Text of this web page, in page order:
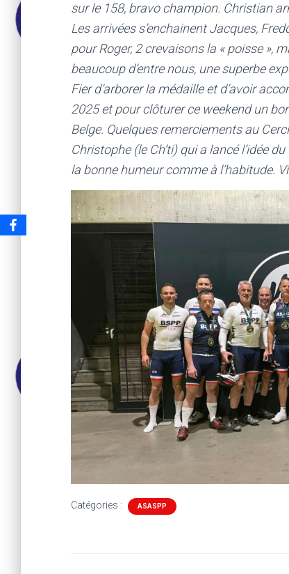
sur le 158, bravo champion. Christian
Les arrivées s’enchainent Jacques,
pour Roger, 2 crevaisons la « poisse »,
beaucoup d’entre nous, une superbe
Fier d’arborer la médaille et d’avoir
2025 et pour clôturer ce weekend un
Belge. Quelques remerciements au
Christophe (le Ch’ti) qui a lancé l’idée
la bonne humeur comme à l‘habitude.
Catégories : ASASPP